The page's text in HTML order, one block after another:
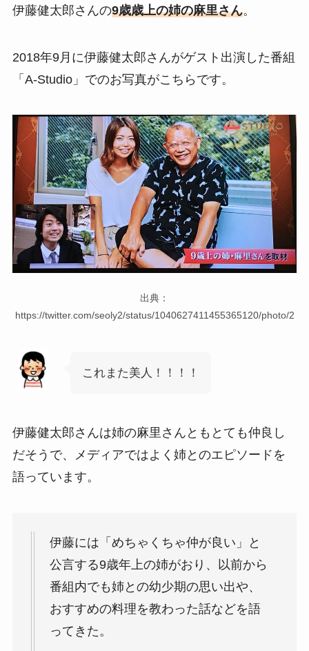
伊藤健太郎さんの9歳歳上の姉の麻里さん。
2018年9月に伊藤健太郎さんがゲスト出演した番組
「A-Studio」でのお写真がこちらです。
出典：
https://twitter.com/seoly2/status/1040627411455365120/photo/2
これまた美人！！！！
伊藤健太郎さんは姉の麻里さんともとても仲良し
だそうで、メディアではよく姉とのエピソードを
語っています。
伊藤には「めちゃくちゃ仲が良い」と
公言する9歳年上の姉がおり、以前から
番組内でも姉との幼少期の思い出や、
おすすめの料理を教わった話などを語
ってきた。